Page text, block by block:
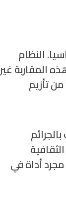
النظام
المقاربة غير
تأزيم
مجرد أداة في